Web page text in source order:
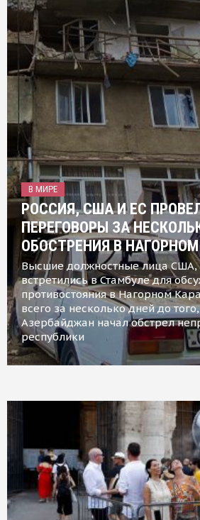
В МИРЕ
РОССИЯ, США И ЕС
ПЕРЕГОВОРЫ ЗА
ОБОСТРЕНИЯ В
Высшие должностные лица США,
встретились в Стамбуле для
противостояния в Нагорном
всего за несколько дней до
Азербайджан начал обстрел
республики